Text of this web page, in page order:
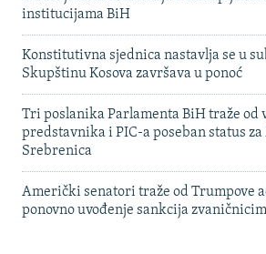
institucijama BiH
Konstitutivna sjednica nastavlja se u
Skupštinu Kosova završava u ponoć
Tri poslanika Parlamenta BiH traže od
predstavnika i PIC-a poseban status
Srebrenica
Američki senatori traže od Trumpove
ponovno uvođenje sankcija